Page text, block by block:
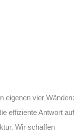
eigenen vier Wänden:
effiziente Antwort auf
Wir schaffen